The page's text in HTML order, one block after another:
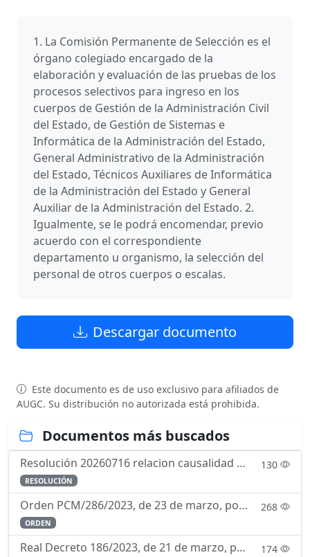
1. La Comisión Permanente de Selección es el
órgano colegiado encargado de la
elaboración y evaluación de las pruebas de los
procesos selectivos para ingreso en los
cuerpos de Gestión de la Administración Civil
del Estado, de Gestión de Sistemas e
Informática de la Administración del Estado,
General Administrativo de la Administración
del Estado, Técnicos Auxiliares de Informática
de la Administración del Estado y General
Auxiliar de la Administración del Estado. 2.
Igualmente, se le podrá encomendar, previo
acuerdo con el correspondiente
departamento u organismo, la selección del
personal de otros cuerpos o escalas.
Descargar documento
Este documento es de uso exclusivo para afiliados de
AUGC. Su distribución no autorizada está prohibida.
Documentos más buscados
Resolución 20260716 relacion causalidad servicio enfermedad 130
RESOLUCIÓN
Orden PCM/286/2023, de 23 de marzo, por la que se regula el currículo de la enseñanza de formación para la incorporación a la Escala de Oficiales del Cuerpo de la Guardia Civil mediante la forma de in 268
ORDEN
Real Decreto 186/2023, de 21 de marzo, por el que se aprueba el Reglamento de Ordenación de la Navegación Marítima. 174